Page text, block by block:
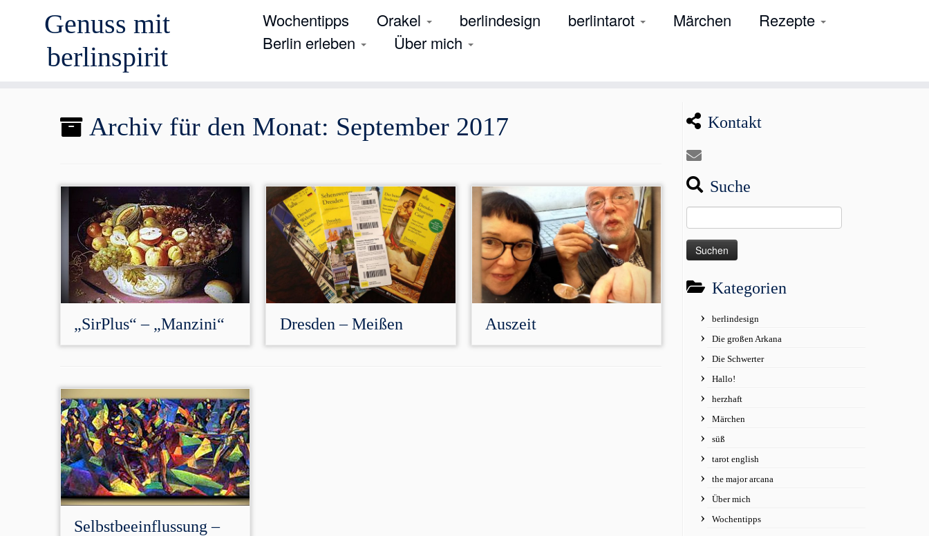
Genuss mit
berlinspirit
Wochentipps Orakel berlindesign berlintarot Märchen
Rezepte
Berlin erleben
Über mich
Archiv für den Monat: September 2017
„SirPlus“ – „Manzini“ Dresden – Meißen Auszeit
Selbstbeeinflussung –
Kontakt
Suche
nach:
Kategorien
berlindesign
Die großen Arkana
Die Schwerter
Hallo!
herzhaft
Märchen
süß
tarot english
the major arcana
Über mich
Wochentipps